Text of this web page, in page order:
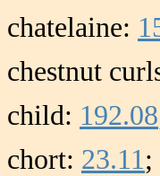
chatelaine:
chestnut
child: 192.08
chort: 23.11;